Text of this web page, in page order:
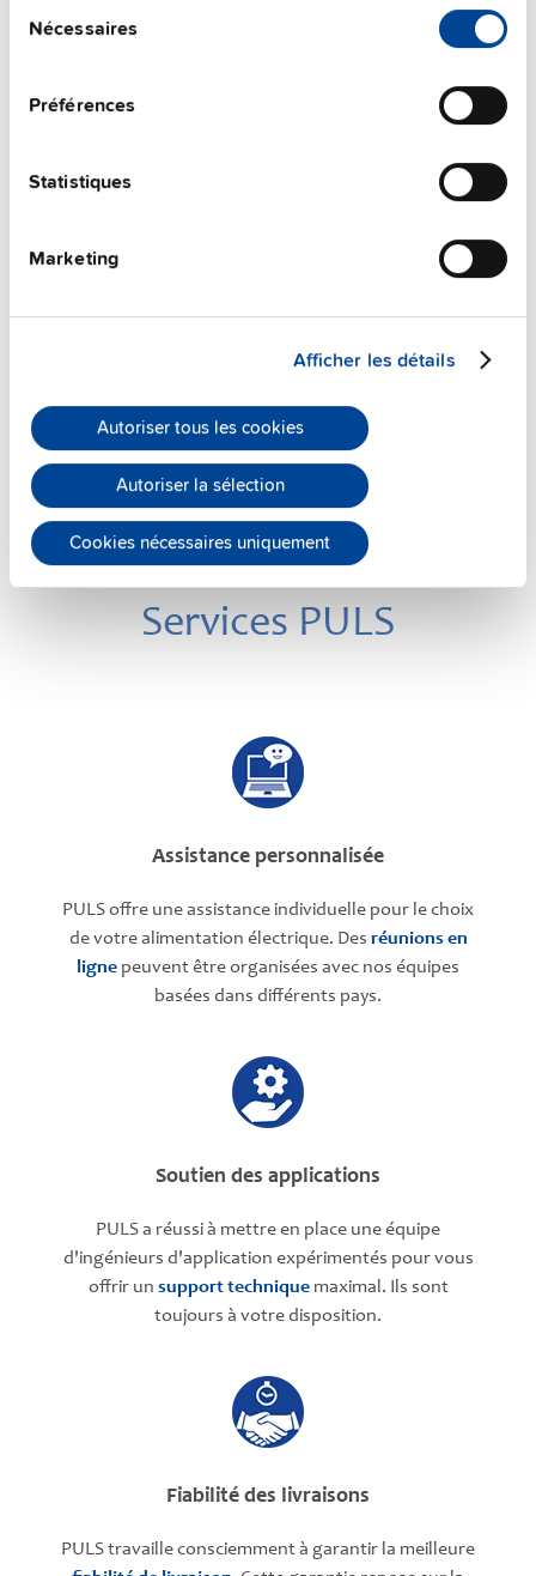
duNécessaires
Préférences
Statistiques
Marketing
Afficher les détails
Autoriser tous les cookies
Autoriser la sélection
Cookies nécessaires uniquement
Fiche technique
Détails
Services PULS
Assistance personnalisée
PULS offre une assistance individuelle pour le choix
de votre alimentation électrique. Des réunions en
ligne peuvent être organisées avec nos équipes
basées dans différents pays.
Soutien des applications
PULS a réussi à mettre en place une équipe
d'ingénieurs d'application expérimentés pour vous
offrir un support techniquemaximal. Ils sont
toujours à votre disposition.
Fiabilité des livraisons
PULS travaille consciemment à garantir la meilleure